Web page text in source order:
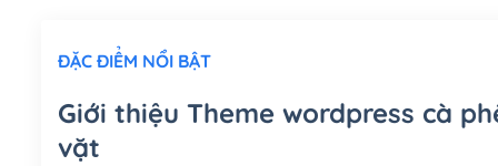
ĐẶC ĐIỂM NỔI BẬT
Giới thiệu Theme wordpress cà
vặt